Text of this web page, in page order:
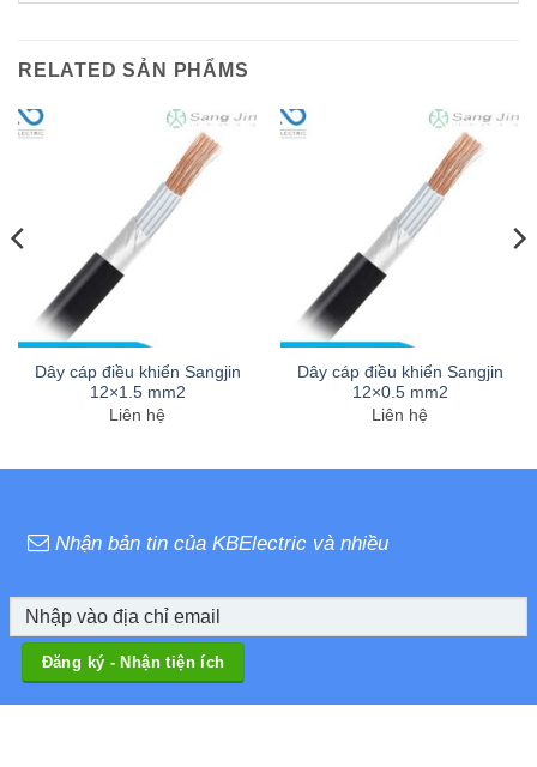
RELATED SẢN PHẨMS
Dây cáp điều khiển Sangjin
12×1.5 mm2
Liên hệ
Dây cáp điều khiển Sangjin
12×0.5 mm2
Liên hệ
Nhận bản tin của KBElectric và nhiều